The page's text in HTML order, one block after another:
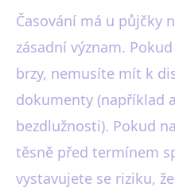
Časování má u půjčky
zásadní význam.
brzy, nemusíte mít k
dokumenty (například
bezdlužnosti). Pokud
těsně před termínem
vystavujete se riziku,